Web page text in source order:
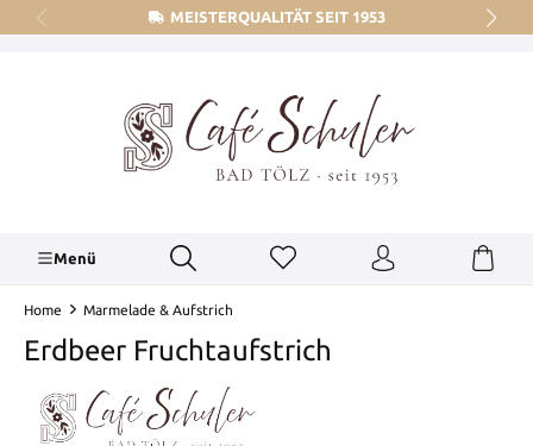
springen MEISTERQUALITÄT SEIT 1953
Menü
Home Marmelade & Aufstrich
Erdbeer Fruchtaufstrich